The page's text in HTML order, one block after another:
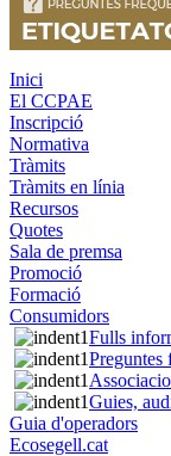
Inici
El CCPAE
Inscripció
Normativa
Tràmits
Tràmits en línia
Recursos
Quotes
Sala de premsa
Promoció
Formació
Consumidors
Fulls
Preguntes
Guies,
Guia d'operadors
Ecosegell.cat